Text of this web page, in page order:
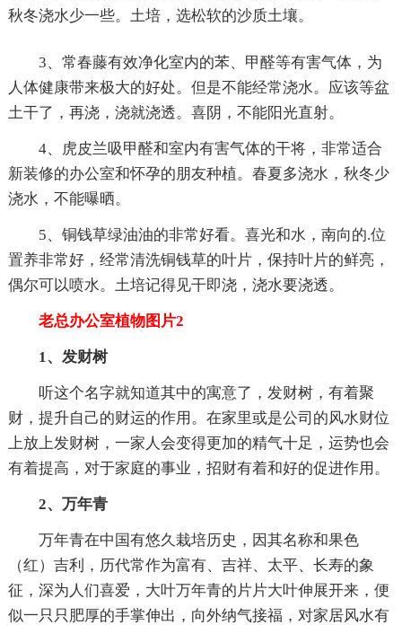
秋冬浇水少一些。土培，选松软的沙质土壤。
3、常春藤有效净化室内的苯、甲醛等有害气体，为
人体健康带来极大的好处。但是不能经常浇水。应该等盆
土干了，再浇，浇就浇透。喜阴，不能阳光直射。
4、虎皮兰吸甲醛和室内有害气体的干将，非常适合
新装修的办公室和怀孕的朋友种植。春夏多浇水，秋冬少
浇水，不能曝晒。
5、铜钱草绿油油的非常好看。喜光和水，南向的.位
置养非常好，经常清洗铜钱草的叶片，保持叶片的鲜亮，
偶尔可以喷水。土培记得见干即浇，浇水要浇透。
老总办公室植物图片2
1、发财树
听这个名字就知道其中的寓意了，发财树，有着聚
财，提升自己的财运的作用。在家里或是公司的风水财位
上放上发财树，一家人会变得更加的精气十足，运势也会
有着提高，对于家庭的事业，招财有着和好的促进作用。
2、万年青
万年青在中国有悠久栽培历史，因其名称和果色
（红）吉利，历代常作为富有、吉祥、太平、长寿的象
征，深为人们喜爱，大叶万年青的片片大叶伸展开来，便
似一只只肥厚的手掌伸出，向外纳气接福，对家居风水有